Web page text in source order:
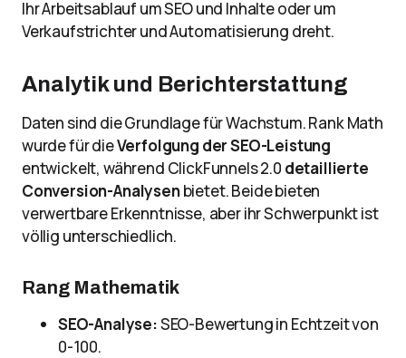
Ihr Arbeitsablauf um SEO und Inhalte oder um
Verkaufstrichter und Automatisierung dreht.
Analytik und Berichterstattung
Daten sind die Grundlage für Wachstum. Rank Math
wurde für dieVerfolgung der SEO-Leistung
entwickelt, während ClickFunnels 2.0 detaillierte
Conversion-Analysenbietet. Beide bieten
verwertbare Erkenntnisse, aber ihr Schwerpunkt ist
völlig unterschiedlich.
Rang Mathematik
SEO-Analyse:SEO-Bewertung in Echtzeit von
0-100.